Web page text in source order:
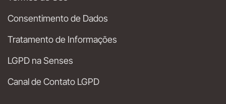
Consentimento de Dados
Tratamento de Informações
LGPD na Senses
Canal de Contato LGPD